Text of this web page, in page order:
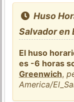
Huso
Salvador en
El huso
es -6 horas
Greenwich,
America/